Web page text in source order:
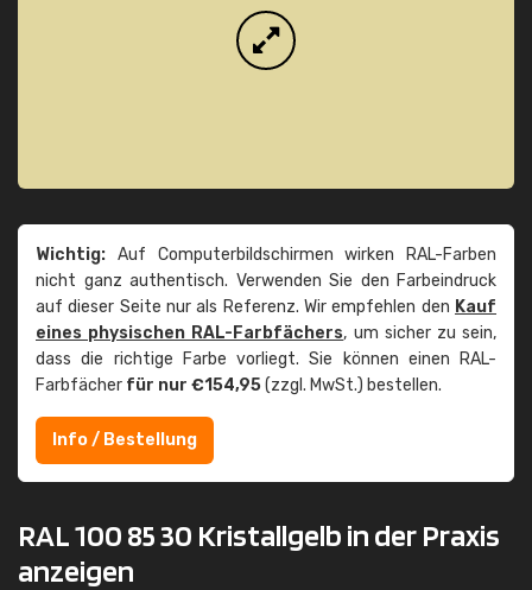
Wichtig: Auf Computerbildschirmen wirken RAL-Farben
nicht ganz authentisch. Verwenden Sie den Farbeindruck
auf dieser Seite nur als Referenz. Wir empfehlen den Kauf
eines physischen RAL-Farbfächers, um sicher zu sein,
dass die richtige Farbe vorliegt. Sie können einen RAL-
Farbfächer für nur €154,95(zzgl. MwSt.) bestellen.
Info / Bestellung
RAL 100 85 30 Kristallgelb in der Praxis
anzeigen